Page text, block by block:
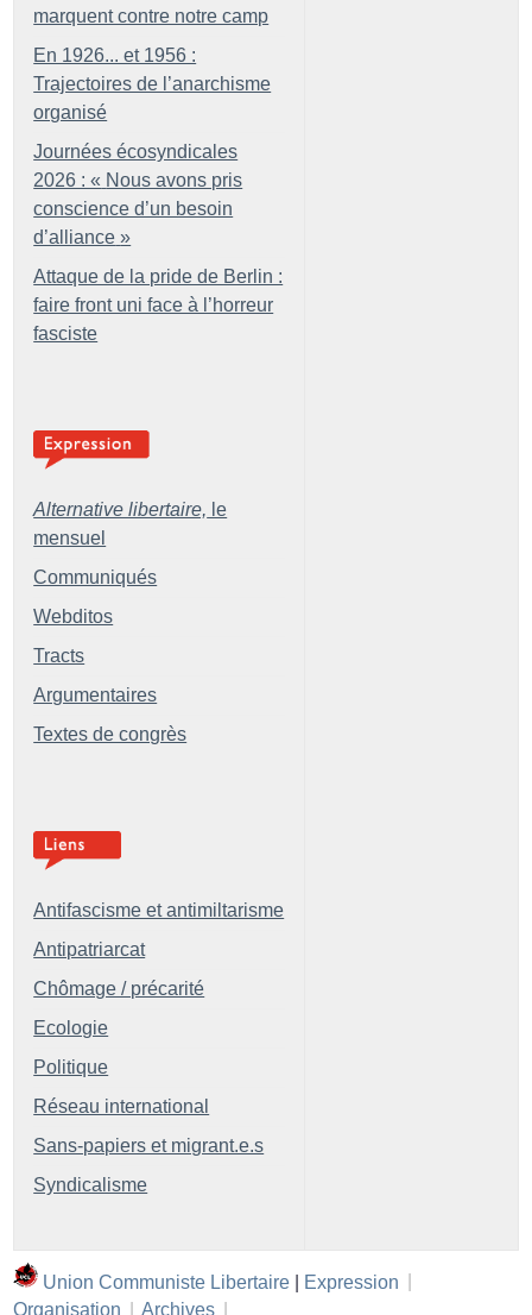
marquent contre notre camp
En 1926... et 1956 :
Trajectoires de l’anarchisme
organisé
Journées écosyndicales
2026 : « Nous avons pris
conscience d’un besoin
d’alliance »
Attaque de la pride de Berlin :
faire front uni face à l’horreur
fasciste
Alternative libertaire, le
mensuel
Communiqués
Webditos
Tracts
Argumentaires
Textes de congrès
Antifascisme et antimiltarisme
Antipatriarcat
Chômage / précarité
Ecologie
Politique
Réseau international
Sans-papiers et migrant.e.s
Syndicalisme
Union Communiste Libertaire | Expression
Organisation
Archives